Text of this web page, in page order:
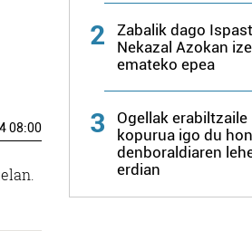
08:00
2
Zabalik dago
Nekazal Azokan
emateko epea
3
Ogellak erabiltzaile
kopurua igo du
denboraldiaren
erdian